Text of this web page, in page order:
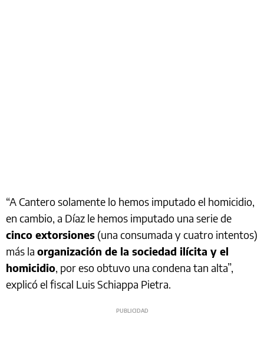
“A Cantero solamente lo hemos imputado el homicidio,
en cambio, a Díaz le hemos imputado una serie de
cinco extorsiones (una consumada y cuatro intentos)
más la organización de la sociedad ilícita y el
homicidio, por eso obtuvo una condena tan alta”,
explicó el fiscal Luis Schiappa Pietra.